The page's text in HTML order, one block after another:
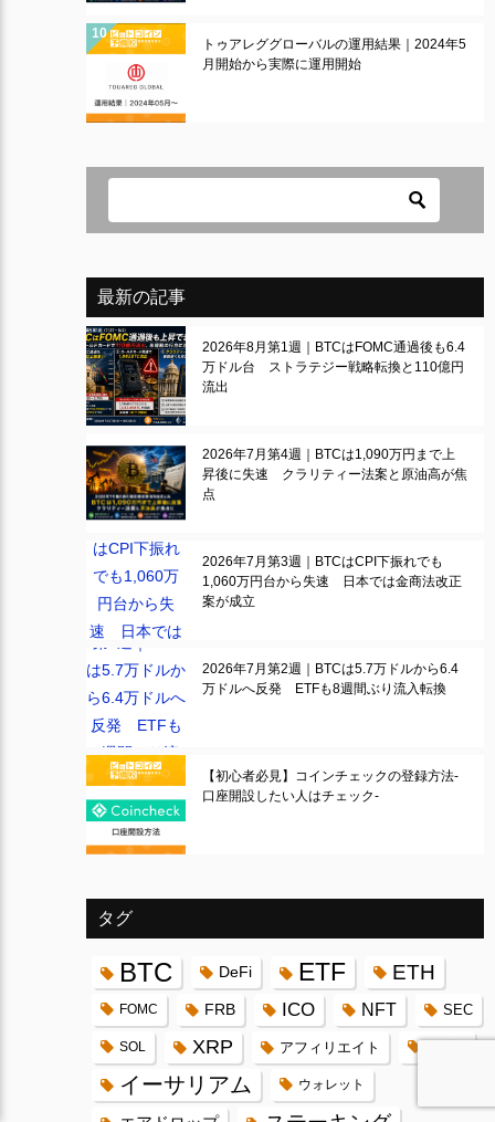
トゥアレググローバルの運用結果｜2024年5
月開始から実際に運用開始
最新の記事
2026年8月第1週｜BTCはFOMC通過後も6.4
万ドル台 ストラテジー戦略転換と110億円
流出
2026年7月第4週｜BTCは1,090万円まで上
昇後に失速 クラリティー法案と原油高が焦
点
2026年7月第3週｜BTCはCPI下振れでも
1,060万円台から失速 日本では金商法改正
案が成立
2026年7月第2週｜BTCは5.7万ドルから6.4
万ドルへ反発 ETFも8週間ぶり流入転換
【初心者必見】コインチェックの登録方法-
口座開設したい人はチェック-
タグ
BTC DeFi ETF ETH
FOMC FRB ICO NFT SEC
SOL XRP アフィリエイト
イーサリアム ウォレット